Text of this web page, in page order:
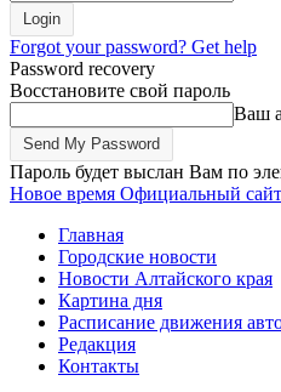
Forgot your password? Get help
Password recovery
Восстановите свой пароль
Ваш
Пароль будет выслан Вам по
Новое время Официальный сайт
Главная
Городские новости
Новости Алтайского края
Картина дня
Расписание движения
Редакция
Контакты